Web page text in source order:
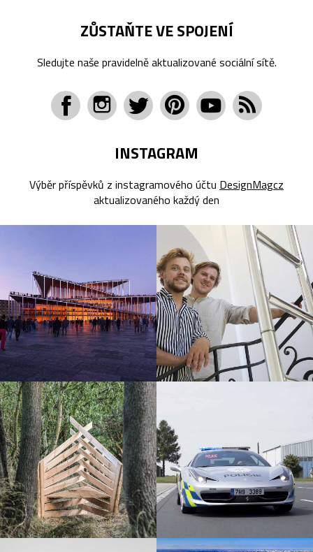
ZŮSTAŇTE VE SPOJENÍ
Sledujte naše pravidelně aktualizované sociální sítě.
INSTAGRAM
Výběr příspěvků z instagramového účtu DesignMagcz
aktualizovaného každý den